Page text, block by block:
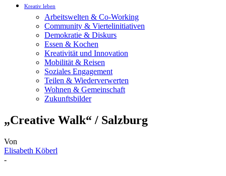
Kreativ leben
Arbeitswelten & Co-Working
Community & Viertelinitiativen
Demokratie & Diskurs
Essen & Kochen
Kreativität und Innovation
Mobilität & Reisen
Soziales Engagement
Teilen & Wiederverwerten
Wohnen & Gemeinschaft
Zukunftsbilder
„Creative Walk“ / Salzburg
Von
Elisabeth Köberl
-